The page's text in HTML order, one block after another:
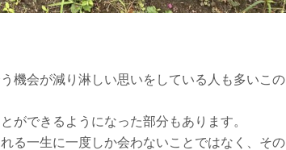
機会が減り淋しい思いをしている人も多いこの
ができるようになった部分もあります。
る一生に一度しか会わないことではなく、その